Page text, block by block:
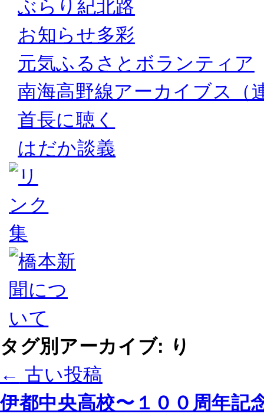
ぶらり紀北路
お知らせ多彩
元気ふるさとボランティア
南海高野線アーカイブス（
首長に聴く
はだか談義
タグ別アーカイブ: り
← 古い投稿
伊都中央高校〜１００周年記